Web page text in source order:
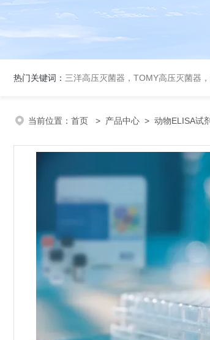
热门关键词： 三洋高压灭菌器，TOMY高压灭菌器
当前位置： 首页 > 产品中心 > 动物ELISA试